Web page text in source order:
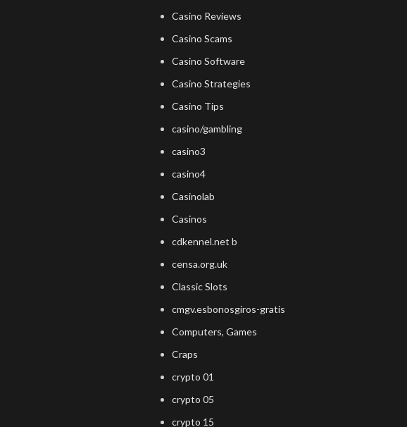
Casino Reviews
Casino Scams
Casino Software
Casino Strategies
Casino Tips
casino/gambling
casino3
casino4
Casinolab
Casinos
cdkennel.net b
censa.org.uk
Classic Slots
cmgv.esbonosgiros-gratis
Computers, Games
Craps
crypto 01
crypto 05
crypto 15